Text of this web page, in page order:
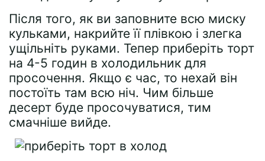
Після того, як ви заповните всю миску
кульками, накрийте її плівкою і злегка
ущільніть руками. Тепер приберіть торт
на 4-5 годин в холодильник для
просочення. Якщо є час, то нехай він
постоїть там всю ніч. Чим більше
десерт буде просочуватися, тим
смачніше вийде.